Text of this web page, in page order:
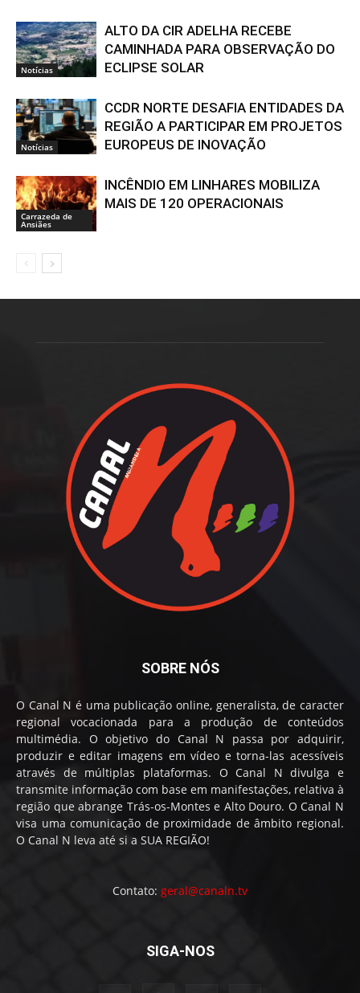
Notícias
ALTO DA CIR ADELHA RECEBE
CAMINHADA PARA OBSERVAÇÃO DO
ECLIPSE SOLAR
Notícias
CCDR NORTE DESAFIA ENTIDADES DA
REGIÃO A PARTICIPAR EM PROJETOS
EUROPEUS DE INOVAÇÃO
Carrazeda de
Ansiães
INCÊNDIO EM LINHARES MOBILIZA
MAIS DE 120 OPERACIONAIS
SOBRE NÓS
O Canal N é uma publicação online, generalista, de caracter
regional vocacionada para a produção de conteúdos
multimédia. O objetivo do Canal N passa por adquirir,
produzir e editar imagens em vídeo e torna-las acessíveis
através de múltiplas plataformas. O Canal N divulga e
transmite informação com base em manifestações, relativa à
região que abrange Trás-os-Montes e Alto Douro. O Canal N
visa uma comunicação de proximidade de âmbito regional.
O Canal N leva até si a SUA REGIÃO!
Contato: geral@canaln.tv
SIGA-NOS